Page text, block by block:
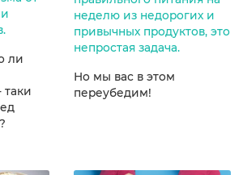
ли
таки
неделю из недорогих и
привычных продуктов, это
непростая задача.
Но мы вас в этом
переубедим!